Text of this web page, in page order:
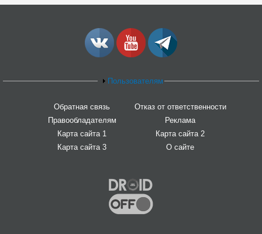
Пользователям
Обратная связь
Отказ от ответственности
Правообладателям
Реклама
Карта сайта 1
Карта сайта 2
Карта сайта 3
О сайте